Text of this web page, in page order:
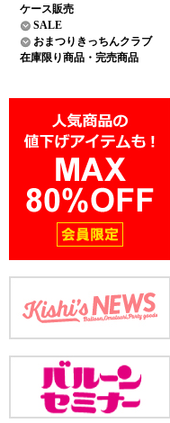
ケース販売
SALE
おまつりきっちんクラブ
在庫限り商品・完売商品